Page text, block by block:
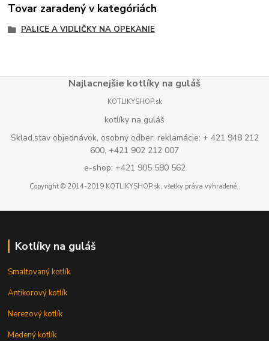
Tovar zaradený v kategóriách
PALICE A VIDLIČKY NA OPEKANIE
Najlacnejšie kotlíky na guláš
KOTLIKYSHOP.sk
kotlíky na guláš
Sklad,stav objednávok, osobný odber, reklamácie: + 421 948 212
600, +421 902 212 007
e-shop: +421 905 580 562
Copyright © 2014-2019 KOTLIKYSHOP.sk, všetky práva vyhradené..
Kotlíky na guláš
Smaltovaný kotlík
Antikorový kotlík
Nerezový kotlík
Medený kotlík